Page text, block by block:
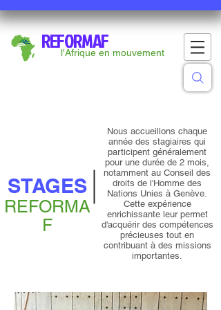
REFORMAF
l'Afrique en mouvement
STAGES
REFORMA
F
Nous accueillons chaque
année des stagiaires qui
participent généralement
pour une durée de 2 mois,
notamment au Conseil des
droits de l'Homme des
Nations Unies à Genève.
Cette expérience
enrichissante leur permet
d'acquérir des compétences
précieuses tout en
contribuant à des missions
importantes.